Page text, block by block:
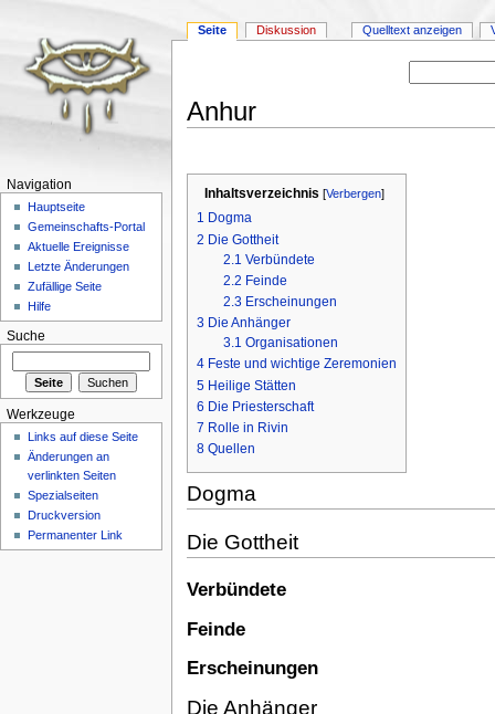
Anhur
Inhaltsverzeichnis [Verbergen]
1 Dogma
2 Die Gottheit
2.1 Verbündete
2.2 Feinde
2.3 Erscheinungen
3 Die Anhänger
3.1 Organisationen
4 Feste und wichtige Zeremonien
5 Heilige Stätten
6 Die Priesterschaft
7 Rolle in Rivin
8 Quellen
Dogma
Die Gottheit
Verbündete
Feinde
Erscheinungen
Die Anhänger
Seite Diskussion Quelltext anzeigen
Navigation
Hauptseite
Gemeinschafts-Portal
Aktuelle Ereignisse
Letzte Änderungen
Zufällige Seite
Hilfe
Suche
Werkzeuge
Links auf diese Seite
Änderungen an
verlinkten Seiten
Spezialseiten
Druckversion
Permanenter Link